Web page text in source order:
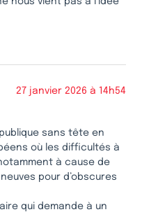
27 janvier 2026 à 14h54
sans tête en
où les difficultés à
à cause de
pour d’obscures
qui demande à un